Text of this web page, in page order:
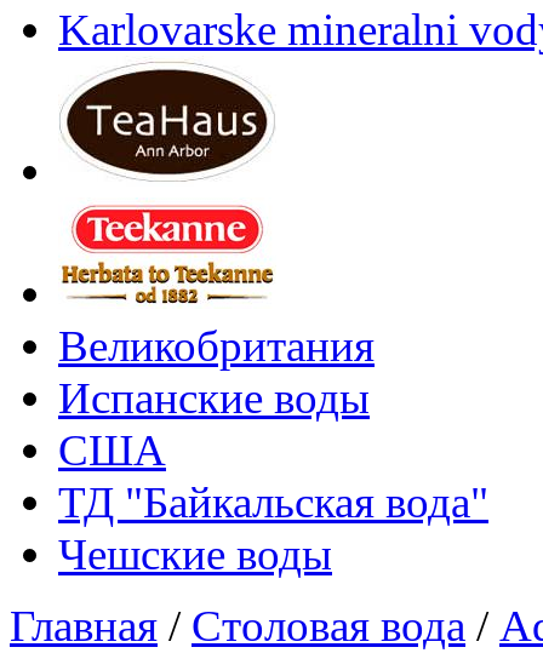
Karlovarske mineralni
Великобритания
Испанские воды
США
ТД "Байкальская вода"
Чешские воды
Главная / Столовая вода /